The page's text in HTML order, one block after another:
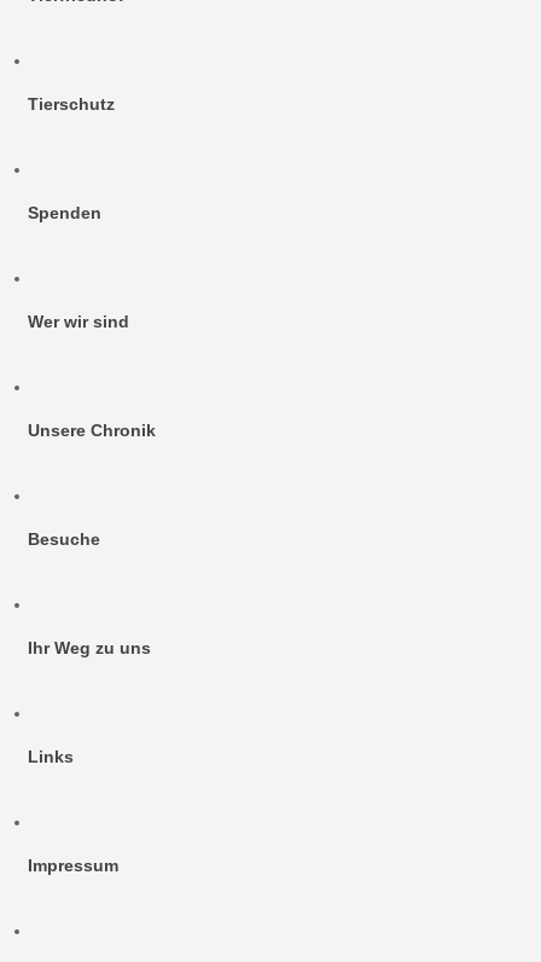
Tierschutz
Spenden
Wer wir sind
Unsere Chronik
Besuche
Ihr Weg zu uns
Links
Impressum